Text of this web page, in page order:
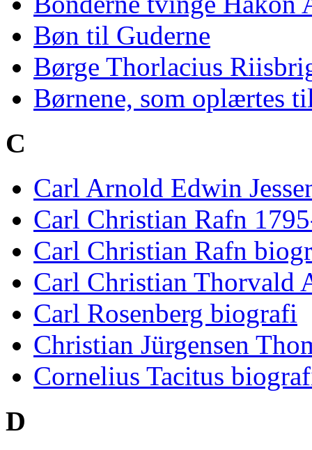
Bøn til Guderne
Børge Thorlacius
Børnene, som oplærtes
C
Carl Arnold Edwin
Carl Christian Rafn
Carl Christian Rafn
Carl Christian Thorvald
Carl Rosenberg biografi
Christian Jürgensen
Cornelius Tacitus
D